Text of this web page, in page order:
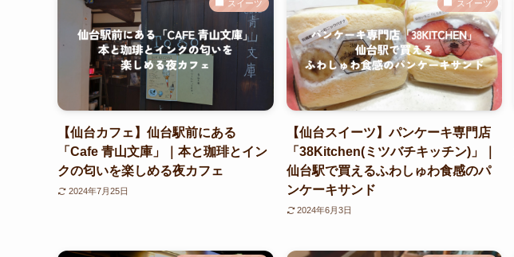
スイーツ
【仙台カフェ】仙台駅前にある
「Cafe 青山文庫」｜本と珈琲とイン
クの匂いを楽しめる夜カフェ
2024年7月25日
スイーツ
【仙台スイーツ】パンケーキ専門店
「38Kitchen(ミツバチキッチン)」｜
仙台駅で買えるふわしゅわ食感のパ
ンケーキサンド
2024年6月3日